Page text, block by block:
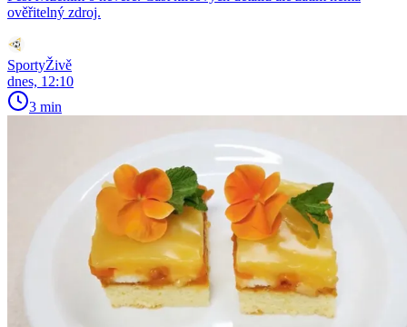
ověřitelný zdroj.
SportyŽivě
dnes, 12:10
3 min